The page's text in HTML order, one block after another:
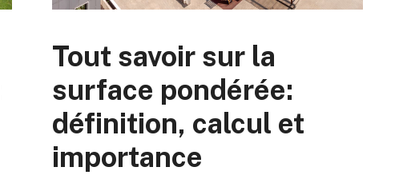
Tout savoir sur la
surface pondérée:
définition, calcul et
importance